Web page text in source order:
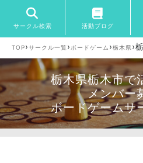
サークル検索 活動ブログ
TOP›サークル一覧 › ボードゲーム ›栃木県›
栃木県栃木市で
メンバー
ボードゲームサ